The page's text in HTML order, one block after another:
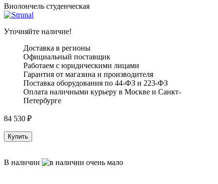
Виолончель студенческая
Уточняйте наличие!
Доставка в регионы
Официальный поставщик
Работаем с юридическими лицами
Гарантия от магазина и производителя
Поставка оборудования по 44-ФЗ и 223-ФЗ
Оплата наличными курьеру в Москве и Санкт-
Петербурге
84 530 ₽
Купить
В наличии